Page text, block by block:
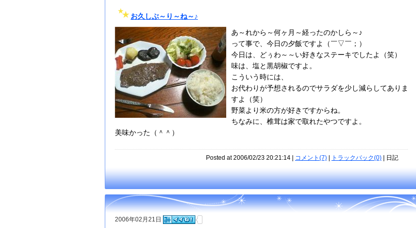
お久しぶ～り～ね～♪
あ～れから～何ヶ月～経ったのかしら～♪
って事で、今日の夕飯ですよ（￣▽￣；）
今日は、どぅわ～～い好きなステーキでしたよ（笑）
味は、塩と黒胡椒ですよ。
こういう時には、
お代わりが予想されるのでサラダを少し減らしてありま
すよ（笑）
野菜より米の方が好きですからね。
ちなみに、椎茸は家で取れたやつですよ。
美味かった（＾＾）
Posted at 2006/02/23 20:21:14 | コメント(7) トラックバック(0) | 日記
2006年02月21日